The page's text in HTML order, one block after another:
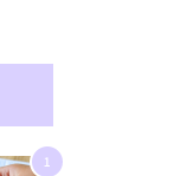
1